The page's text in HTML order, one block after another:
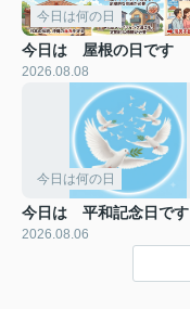
今日は何の日
今日は 屋根の日です
2026.08.08
今日は何の日
今日は 平和記念日です
2026.08.06